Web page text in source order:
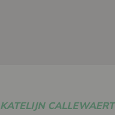
KATELIJN CALLEWAERT